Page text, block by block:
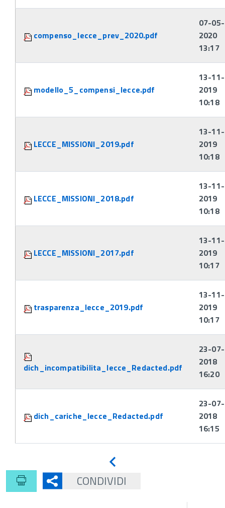
compenso_lecce_prev_2020.pdf
07-05-
2020
13:17
modello_5_compensi_lecce.pdf
13-11-
2019
10:18
LECCE_MISSIONI_2019.pdf
13-11-
2019
10:18
LECCE_MISSIONI_2018.pdf
13-11-
2019
10:18
LECCE_MISSIONI_2017.pdf
13-11-
2019
10:17
trasparenza_lecce_2019.pdf
13-11-
2019
10:17
dich_incompatibilita_lecce_Redacted.pdf
23-07-
2018
16:20
dich_cariche_lecce_Redacted.pdf
23-07-
2018
16:15
CONDIVIDI